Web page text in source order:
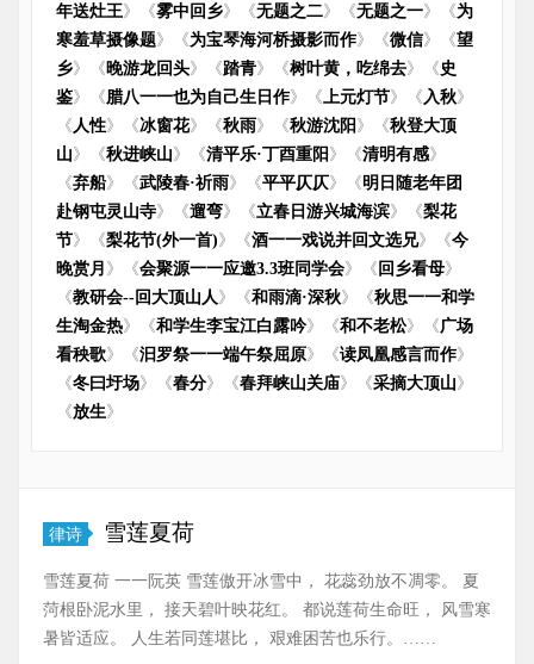
年送灶王》《雾中回乡》《无题之二》《无题之一》《为
寒羞草摄像题》《为宝琴海河桥摄影而作》《微信》《望
乡》《晚游龙回头》《踏青》《树叶黄，吃绵去》《 史
鉴》《腊八一一也为自己生日作》《 上元灯节》《 入秋》
《 人性》《冰窗花》《秋雨》《秋游沈阳 》《秋登大顶
山》《秋进峡山》《清平乐·丁酉重阳 》《清明有感》
《弃船》《武陵春·祈雨》《平平仄仄》《明日随老年团
赴钢屯灵山寺》《遛弯》《立春日游兴城海滨》《梨花
节》《梨花节(外一首)》《酒一一戏说并回文选兄》《今
晚赏月 》《会聚源一一应邀3.3班同学会》《 回乡看母》
《教研会--回大顶山人 》《和雨滴·深秋》《秋思一一和学
生淘金热》《和学生李宝江白露吟》《和不老松》《广场
看秧歌》《汩罗祭一一端午祭屈原》《读凤凰感言而作》
《冬曰圩场》《春分》《春拜峡山关庙》《采摘大顶山》
《放生》
律诗 雪莲夏荷
雪莲夏荷 一一阮英 雪莲傲开冰雪中， 花蕊劲放不凋零。 夏
菏根卧泥水里， 接天碧叶映花红。 都说莲荷生命旺， 风雪寒
暑皆适应。 人生若同莲堪比， 艰难困苦也乐行。……